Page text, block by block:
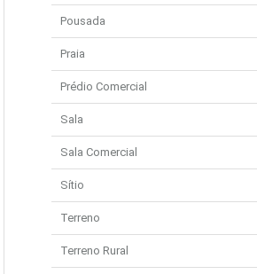
Pousada
Praia
Prédio Comercial
Sala
Sala Comercial
Sítio
Terreno
Terreno Rural